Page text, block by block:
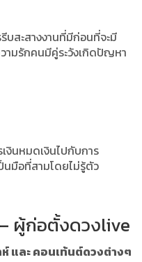
บสะสางงานที่มีก่อนที่จะมี
ามรักคนมีคู่ระวังเกิดปัญหา
นหมดเงินไปกับการ
นมือที่สามโดยไม่รู้ตัว
ผู้ก่อตั้งดวงlive
และ คอนเท้นต์ดวงต่างๆ